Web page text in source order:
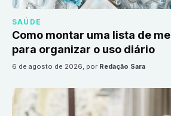
SAÚDE
Como montar uma lista de
para organizar o uso diário
6 de agosto de 2026, por Redação Sara